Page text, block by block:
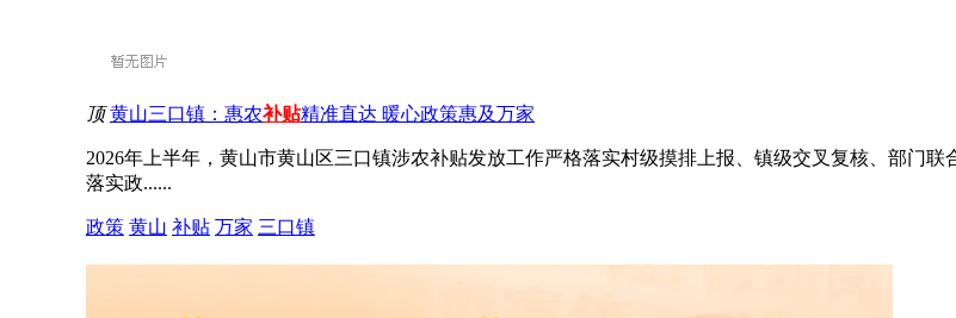
顶 黄山三口镇：惠农补贴精准直达 暖心政策惠及万家
2026年上半年，黄山市黄山区三口镇涉农补贴发放工作严格落实村级摸排上报、镇级交叉复核、部门
落实政......
政策 黄山 补贴 万家 三口镇